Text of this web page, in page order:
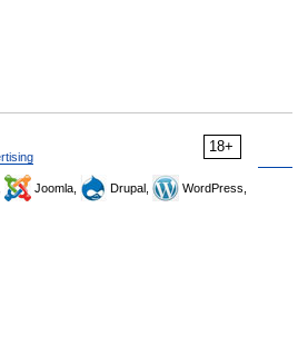
18+
Joomla, Drupal,
WordPress,